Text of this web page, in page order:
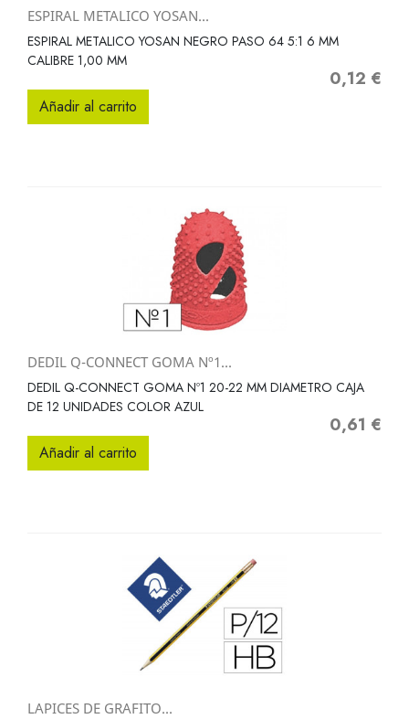
ESPIRAL METALICO YOSAN...
ESPIRAL METALICO YOSAN NEGRO PASO 64 5:1 6 MM
CALIBRE 1,00 MM
Precio
0,12 €
Añadir al carrito
DEDIL Q-CONNECT GOMA Nº1...
DEDIL Q-CONNECT GOMA Nº1 20-22 MM DIAMETRO CAJA
DE 12 UNIDADES COLOR AZUL
Precio
0,61 €
Añadir al carrito
LAPICES DE GRAFITO...